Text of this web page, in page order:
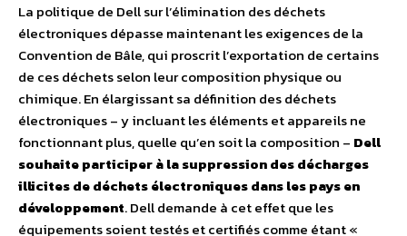
La politique de Dell sur l’élimination des déchets
électroniques dépasse maintenant les exigences de la
Convention de Bâle, qui proscrit l’exportation de certains
de ces déchets selon leur composition physique ou
chimique. En élargissant sa définition des déchets
électroniques – y incluant les éléments et appareils ne
fonctionnant plus, quelle qu’en soit la composition – Dell
souhaite participer à la suppression des décharges
illicites de déchets électroniques dans les pays en
développement. Dell demande à cet effet que les
équipements soient testés et certifiés comme étant «